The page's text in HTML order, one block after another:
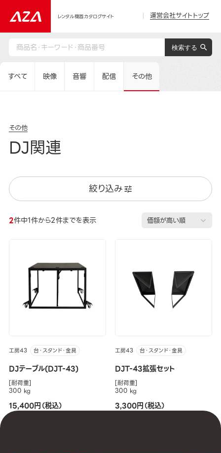
レンタル機器カタログサイト 運営会社サイトトップ
すべて 映像 音響 配信 その他
その他
DJ関連
絞り込み
2件中1件から2件までを表示
工房43 台・スタンド・金具
DJテーブル(DJT-43)
[耐荷重]
300 kg
15,400円（税込）
工房43 台・スタンド・金具
DJT-43拡張セット
[耐荷重]
300 kg
3,300円（税込）